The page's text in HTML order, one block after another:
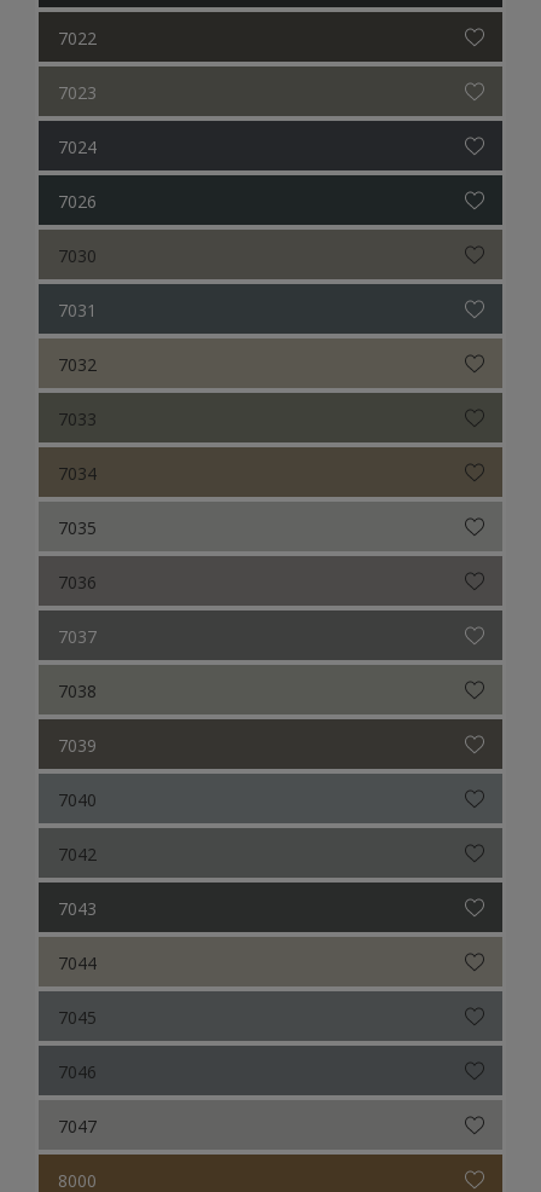
7022
7023
7024
7026
7030
7031
7032
7033
7034
7035
7036
7037
7038
7039
7040
7042
7043
7044
7045
7046
7047
8000